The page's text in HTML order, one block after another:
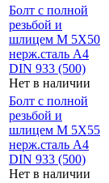
Болт с полной
резьбой и
шлицем M 5Х50
нерж.сталь A4
DIN 933 (500)
Нет в наличии
Болт с полной
резьбой и
шлицем M 5Х55
нерж.сталь A4
DIN 933 (500)
Нет в наличии